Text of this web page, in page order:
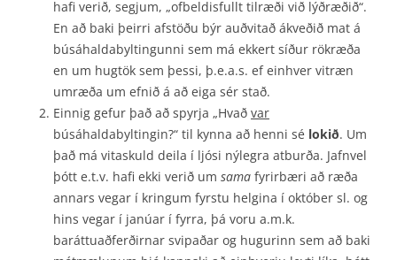
hafi verið, segjum, „ofbeldisfullt tilræði við lýð­ræðið“.
En að baki þeirri afstöðu býr auðvitað ákveðið mat á
búsáhaldabyltingunni sem má ekkert síður rökræða
en um hugtök sem þessi, þ.e.a.s. ef einhver vitræn
umræða um efnið á að eiga sér stað.
Einnig gefur það að spyrja „Hvað var
búsáhaldabyltingin?“ til kynna að henni sé lokið. Um
það má vitaskuld deila í ljósi nýlegra atburða. Jafnvel
þótt e.t.v. hafi ekki verið um sama fyrirbæri að ræða
annars vegar í kringum fyrstu helgina í október sl. og
hins vegar í janúar í fyrra, þá voru a.m.k.
baráttuaðferðirnar svipaðar og hugurinn sem að baki